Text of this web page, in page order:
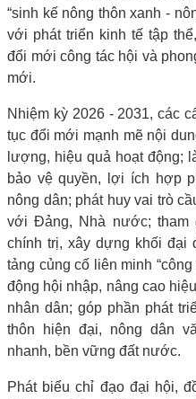
“sinh kế nông thôn xanh -
với phát triển kinh tế tập
đổi mới công tác hội và
mới.
Nhiệm kỳ 2026 - 2031, các
tục đổi mới mạnh mẽ nội
lượng, hiệu quả hoạt động;
bảo vệ quyền, lợi ích hợp
nông dân; phát huy vai trò
với Đảng, Nhà nước; tham
chính trị, xây dựng khối đại
tảng củng cố liên minh
động hội nhập, nâng cao
nhân dân; góp phần phát
thôn hiện đại, nông dân
nhanh, bền vững đất nước.
Phát biểu chỉ đạo đại hội,